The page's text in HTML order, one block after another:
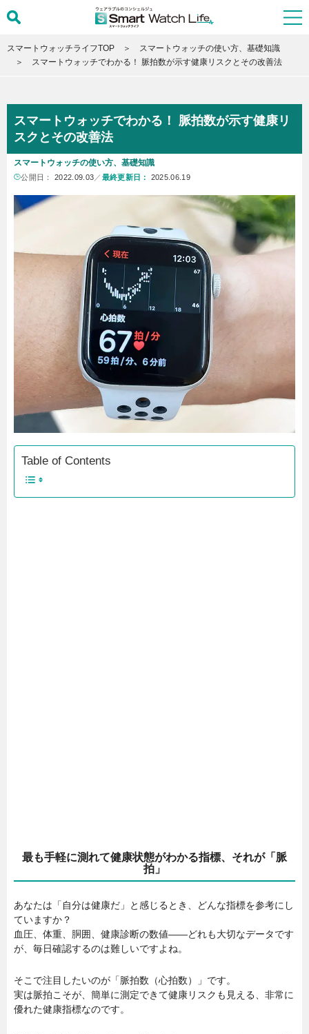
スマートウォッチライフTOP
スマートウォッチの使い方、基礎知識
スマートウォッチでわかる！ 脈拍数が示す健康リスクとその改善法
スマートウォッチでわかる！ 脈拍数が示す健康リ
スクとその改善法
スマートウォッチの使い方、基礎知識
公開日： 2022.09.03 ／ 最終更新日： 2025.06.19
Table of Contents
最も手軽に測れて健康状態がわかる指標、それが「脈
拍」
あなたは「自分は健康だ」と感じるとき、どんな指標を参考にし
ていますか？
血圧、体重、胴囲、健康診断の数値――どれも大切なデータです
が、毎日確認するのは難しいですよね。
そこで注目したいのが「脈拍数（心拍数）」です。
実は脈拍こそが、簡単に測定できて健康リスクも見える、非常に
優れた健康指標なのです。